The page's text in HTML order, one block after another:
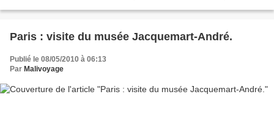
Paris : visite du musée Jacquemart-André.
Publié le 08/05/2010 à 06:13
Par Malivoyage